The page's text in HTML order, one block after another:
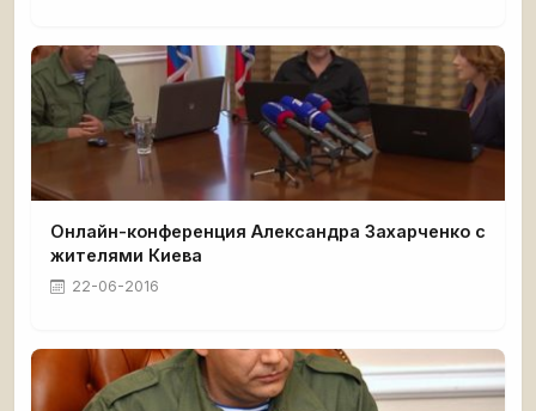
Онлайн-конференция Александра Захарченко с
жителями Киева
22-06-2016